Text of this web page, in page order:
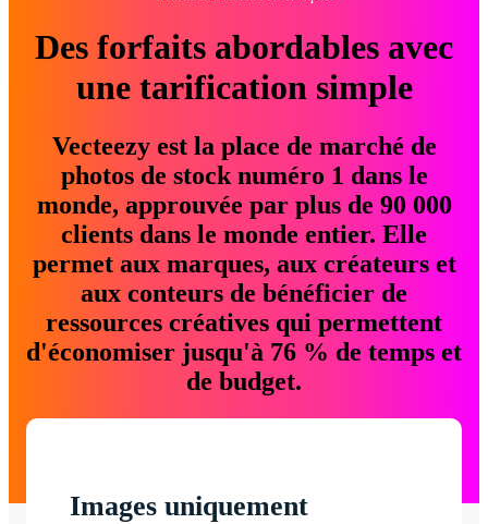
Des forfaits abordables avec
une tarification simple
Vecteezy est la place de marché de
photos de stock numéro 1 dans le
monde, approuvée par plus de 90 000
clients dans le monde entier. Elle
permet aux marques, aux créateurs et
aux conteurs de bénéficier de
ressources créatives qui permettent
d'économiser jusqu'à 76 % de temps et
de budget.
Images uniquement